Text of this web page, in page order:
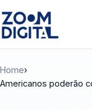
Home›
Americanos poderão